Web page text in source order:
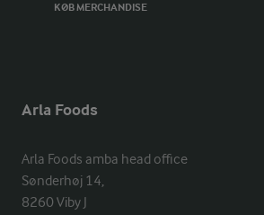
KØB MERCHANDISE
Arla Foods
Arla Foods amba head office
Sønderhøj 14,
8260 Viby J